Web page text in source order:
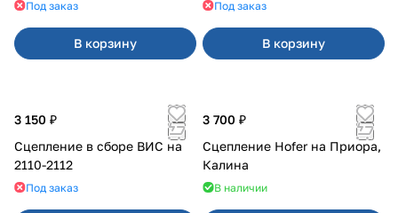
Под заказ
В корзину
Под заказ
В корзину
3 150 ₽
Сцепление в сборе ВИС на
2110-2112
Под заказ
3 700 ₽
Сцепление Hofer на Приора,
Калина
В наличии